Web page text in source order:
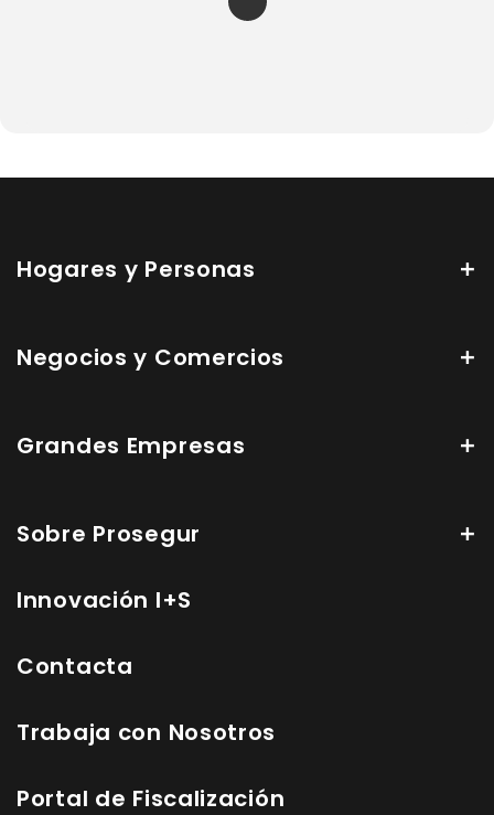
Hogares y Personas
Negocios y Comercios
Grandes Empresas
Sobre Prosegur
Innovación I+S
Contacta
Trabaja con Nosotros
Portal de Fiscalización